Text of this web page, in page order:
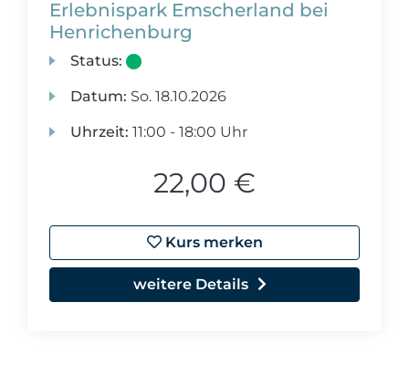
Erlebnispark Emscherland bei
Henrichenburg
Status:
Datum: So. 18.10.2026
Uhrzeit: 11:00 - 18:00 Uhr
22,00 €
Kurs merken
weitere Details